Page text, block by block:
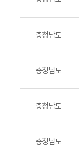
충청남도
충청남도
충청남도
충청남도